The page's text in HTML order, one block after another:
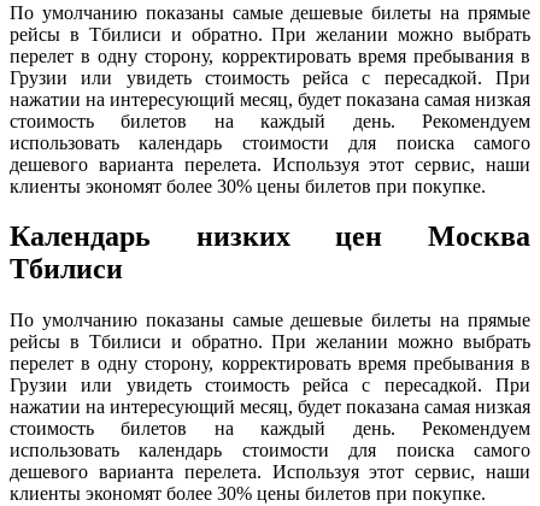
По умолчанию показаны самые дешевые билеты на прямые
рейсы в Тбилиси и обратно. При желании можно выбрать
перелет в одну сторону, корректировать время пребывания в
Грузии или увидеть стоимость рейса с пересадкой. При
нажатии на интересующий месяц, будет показана самая низкая
стоимость билетов на каждый день. Рекомендуем
использовать календарь стоимости для поиска самого
дешевого варианта перелета. Используя этот сервис, наши
клиенты экономят более 30% цены билетов при покупке.
Календарь низких цен Москва
Тбилиси
По умолчанию показаны самые дешевые билеты на прямые
рейсы в Тбилиси и обратно. При желании можно выбрать
перелет в одну сторону, корректировать время пребывания в
Грузии или увидеть стоимость рейса с пересадкой. При
нажатии на интересующий месяц, будет показана самая низкая
стоимость билетов на каждый день. Рекомендуем
использовать календарь стоимости для поиска самого
дешевого варианта перелета. Используя этот сервис, наши
клиенты экономят более 30% цены билетов при покупке.